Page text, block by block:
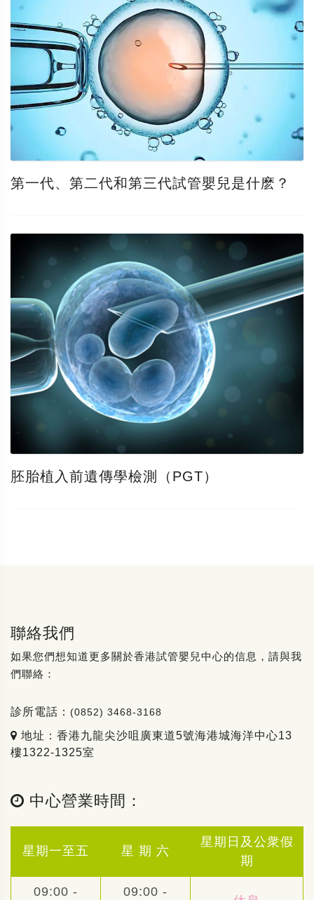
第一代、第二代和第三代試管嬰兒是什麽？
胚胎植入前遺傳學檢測（PGT）
聯絡我們
如果您們想知道更多關於香港試管嬰兒中心的信息，請與我
們聯絡：
診所電話： (0852) 3468-3168
地址：香港九龍尖沙咀廣東道5號海港城海洋中心13
樓1322-1325室
中心營業時間：
星期一至五 星 期 六
星期日及公衆假
期
09:00 - 09:00 -